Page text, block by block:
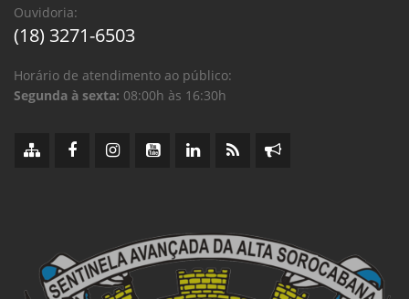
Ouvidoria:
(18) 3271-6503
Horário de atendimento ao público:
Segunda à sexta: 08:00h às 16:30h